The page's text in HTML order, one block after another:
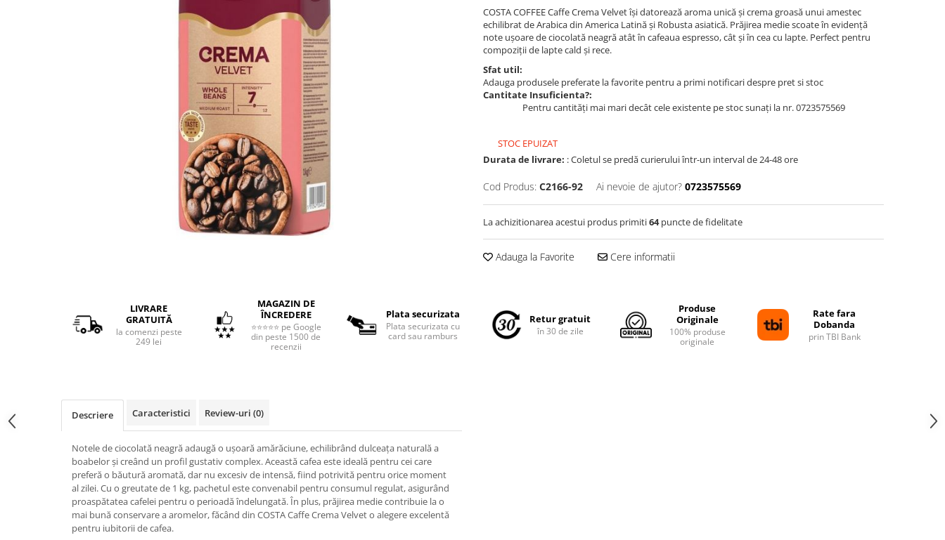
COSTA COFFEE Caffe Crema Velvet își datorează aroma unică și crema groasă unui amestec
echilibrat de Arabica din America Latină și Robusta asiatică. Prăjirea medie scoate în evidență
note ușoare de ciocolată neagră atât în ​​cafeaua espresso, cât și în cea cu lapte. Perfect pentru
compoziții de lapte cald și rece.
Sfat util:
Adauga produsele preferate la favorite pentru a primi notificari despre pret si stoc
Cantitate Insuficienta?:
Pentru cantități mai mari decât cele existente pe stoc sunați la nr. 0723575569
STOC EPUIZAT
Durata de livrare: : Coletul se predă curierului într-un interval de 24-48 ore
Cod Produs: C2166-92 Ai nevoie de ajutor? 0723575569
La achizitionarea acestui produs primiti64puncte de fidelitate
Adauga la Favorite Cere informatii
LIVRARE
GRATUITĂ
la comenzi peste
249 lei
MAGAZIN DE
ÎNCREDERE
⭐⭐⭐⭐⭐ pe Google
din peste 1500 de
recenzii
Plata securizata
Plata securizata cu
card sau ramburs
Retur gratuit
în 30 de zile
Produse
Originale
100% produse
originale
Rate fara
Dobanda
prin TBI Bank
Descriere Caracteristici Review-uri (0)
Notele de ciocolată neagră adaugă o ușoară amărăciune, echilibrând dulceața naturală a
boabelor și creând un profil gustativ complex. Această cafea este ideală pentru cei care
preferă o băutură aromată, dar nu excesiv de intensă, fiind potrivită pentru orice moment
al zilei. Cu o greutate de 1 kg, pachetul este convenabil pentru consumul regulat, asigurând
proaspătatea cafelei pentru o perioadă îndelungată. În plus, prăjirea medie contribuie la o
mai bună conservare a aromelor, făcând din COSTA Caffe Crema Velvet o alegere excelentă
pentru iubitorii de cafea.